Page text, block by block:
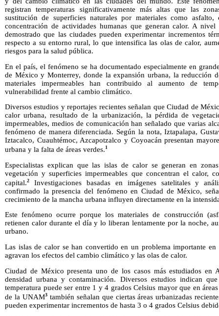
registran temperaturas significativamente más altas que las
sustitución de superficies naturales por materiales como
concentración de actividades humanas que generan calor. A
demostrado que las ciudades pueden experimentar incrementos
respecto a su entorno rural, lo que intensifica las olas de calor,
riesgos para la salud pública.
En el país, el fenómeno se ha documentado especialmente en
de México y Monterrey, donde la expansión urbana, la reducción
materiales impermeables han contribuido al aumento de
vulnerabilidad frente al cambio climático.
Diversos estudios y reportajes recientes señalan que Ciudad de
calor urbana, resultado de la urbanización, la pérdida de
impermeables, medios de comunicación han señalado que varias
fenómeno de manera diferenciada. Según la nota, Iztapalapa,
Iztacalco, Cuauhtémoc, Azcapotzalco y Coyoacán presentan
urbana y la falta de áreas verdes.1
Especialistas explican que las islas de calor se generan en
vegetación y superficies impermeables que concentran el calor,
capital.2
Investigaciones basadas en imágenes satelitales y
confirmado la presencia del fenómeno en Ciudad de México,
crecimiento de la mancha urbana influyen directamente en la
Este fenómeno ocurre porque los materiales de construcción
retienen calor durante el día y lo liberan lentamente por la noche,
urbano.
Las islas de calor se han convertido en un problema importante
agravan los efectos del cambio climático y las olas de calor.
Ciudad de México presenta uno de los casos más estudiados en
densidad urbana y contaminación. Diversos estudios indican
temperatura puede ser entre 1 y 4 grados Celsius mayor que en
de la UNAM3también señalan que ciertas áreas urbanizadas
pueden experimentar incrementos de hasta 3 o 4 grados Celsius